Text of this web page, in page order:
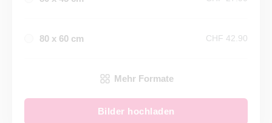
80 x 60 cm CHF 42.90
Mehr Formate
Bilder hochladen